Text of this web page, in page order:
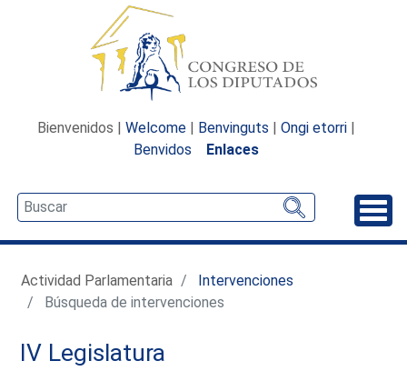
Bienvenidos | Welcome | Benvinguts | Ongi etorri |
Benvidos
Enlaces
Actividad Parlamentaria
Intervenciones
Búsqueda de intervenciones
IV Legislatura